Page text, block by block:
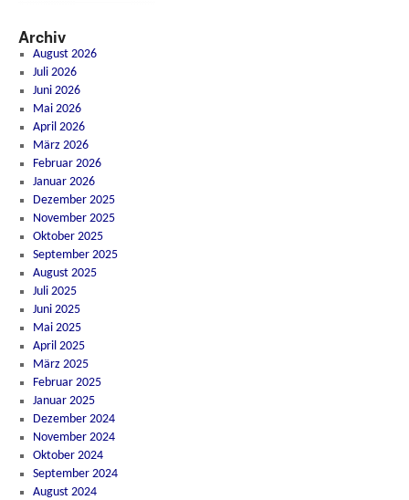
Archiv
August 2026
Juli 2026
Juni 2026
Mai 2026
April 2026
März 2026
Februar 2026
Januar 2026
Dezember 2025
November 2025
Oktober 2025
September 2025
August 2025
Juli 2025
Juni 2025
Mai 2025
April 2025
März 2025
Februar 2025
Januar 2025
Dezember 2024
November 2024
Oktober 2024
September 2024
August 2024